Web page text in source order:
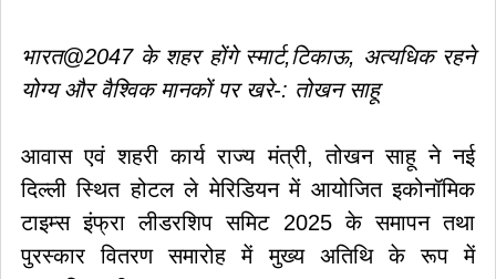
भारत@2047 के शहर होंगे स्मार्ट,टिकाऊ, अत्यधिक रहने
योग्य और वैश्विक मानकों पर खरे-: तोखन साहू
आवास एवं शहरी कार्य राज्य मंत्री, तोखन साहू ने नई
दिल्ली स्थित होटल ले मेरिडियन में आयोजित इकोनॉमिक
टाइम्स इंफ्रा लीडरशिप समिट 2025 के समापन तथा
पुरस्कार वितरण समारोह में मुख्य अतिथि के रूप में